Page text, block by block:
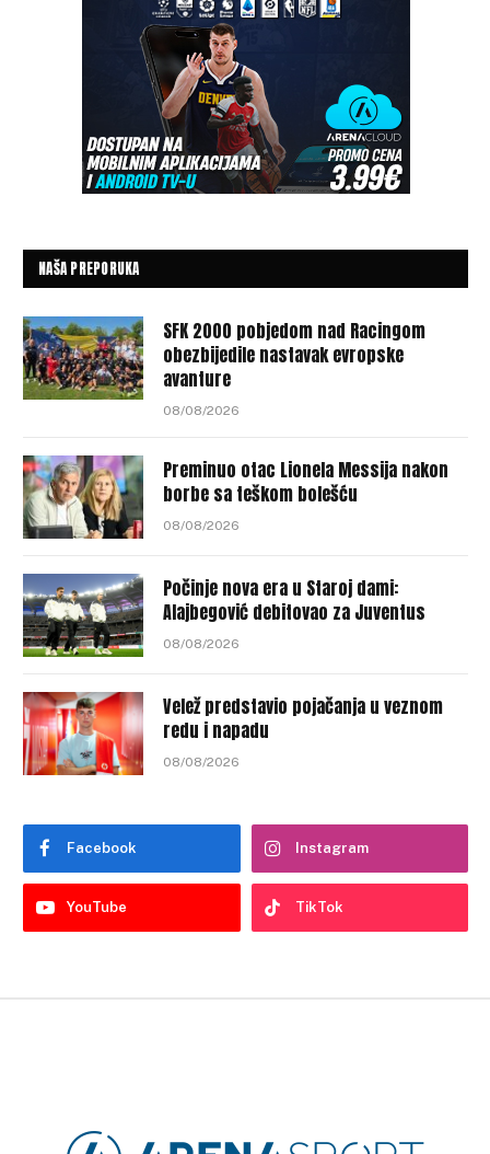
NAŠA PREPORUKA
SFK 2000 pobjedom nad Racingom
obezbijedile nastavak evropske
avanture
08/08/2026
Preminuo otac Lionela Messija nakon
borbe sa teškom bolešću
08/08/2026
Počinje nova era u Staroj dami:
Alajbegović debitovao za Juventus
08/08/2026
Velež predstavio pojačanja u veznom
redu i napadu
08/08/2026
Facebook Instagram
YouTube TikTok